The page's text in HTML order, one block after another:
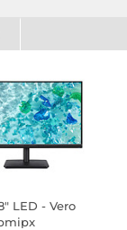
LED - Vero